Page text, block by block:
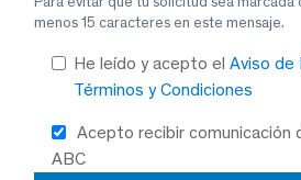
menos 15 caracteres en este mensaje.
He leído y acepto el Aviso de
Términos y Condiciones
Acepto recibir comunicación
ABC